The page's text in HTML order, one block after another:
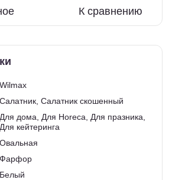
К сравнению
Wilmax
Салатник, Салатник скошенный
Для дома, Для Horeca, Для празника,
Для кейтеринга
Овальная
Фарфор
Белый